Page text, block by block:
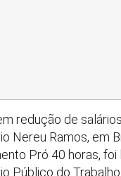
redução de
Nereu Ramos, em
Pró 40 horas,
Público do